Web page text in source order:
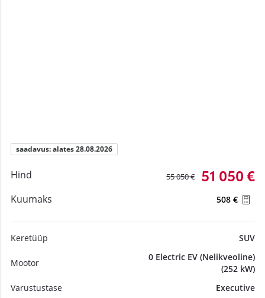
saadavus: alates 28.08.2026
Hind 55 050 € 51 050 €
Kuumaks 508 €
Keretüüp SUV
Mootor
0 Electric EV (Nelikveoline)
(252 kW)
Varustustase
Executive